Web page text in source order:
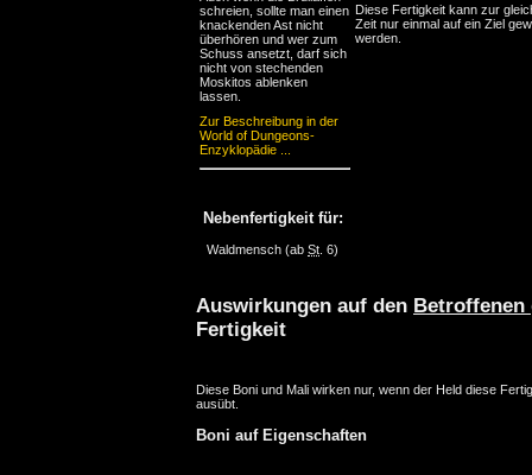
schreien, sollte man einen
knackenden Ast nicht
überhören und wer zum
Schuss ansetzt, darf sich
nicht von stechenden
Moskitos ablenken
lassen.
Zur Beschreibung in der
World of Dungeons-
Enzyklopädie ...
Nebenfertigkeit für:
Waldmensch (ab St . 6)
Diese Fertigkeit kann zur
Zeit nur einmal auf ein Ziel
werden.
Auswirkungen auf den Betroffenen
Fertigkeit
Diese Boni und Mali wirken nur, wenn der Held diese
ausübt.
Boni auf Eigenschaften